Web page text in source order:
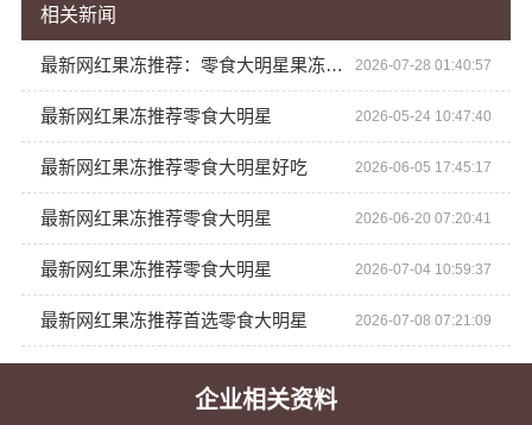
企业相关资料
相关新闻
最新网红果冻推荐：零食大明星果冻新品囤货指南 2026-07-28 01:40:57
最新网红果冻推荐零食大明星 2026-05-24 10:47:40
最新网红果冻推荐零食大明星好吃 2026-06-05 17:45:17
最新网红果冻推荐零食大明星 2026-06-20 07:20:41
最新网红果冻推荐零食大明星 2026-07-04 10:59:37
最新网红果冻推荐首选零食大明星 2026-07-08 07:21:09